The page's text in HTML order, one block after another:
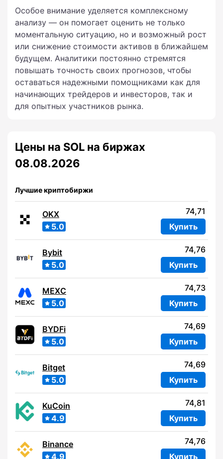
Особое внимание уделяется комплексному
анализу — он помогает оценить не только
моментальную ситуацию, но и возможный рост
или снижение стоимости активов в ближайшем
будущем. Аналитики постоянно стремятся
повышать точность своих прогнозов, чтобы
оставаться надежными помощниками как для
начинающих трейдеров и инвесторов, так и
для опытных участников рынка.
Цены на SOL на биржах
08.08.2026
Лучшие криптобиржи
OKX
5.0
74,71
Купить
Bybit
5.0
74,76
Купить
MEXC
5.0
74,73
Купить
BYDFi
5.0
74,69
Купить
Bitget
5.0
74,69
Купить
KuCoin
4.9
74,81
Купить
Binance
4.9
74,76
Купить